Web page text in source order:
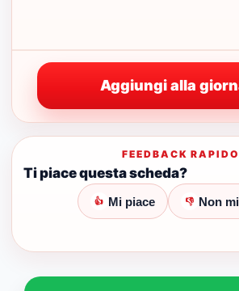
Aggiungi alla
FEEDBACK RAPIDO
Ti piace questa scheda?
👍 Mi piace 👎 Non